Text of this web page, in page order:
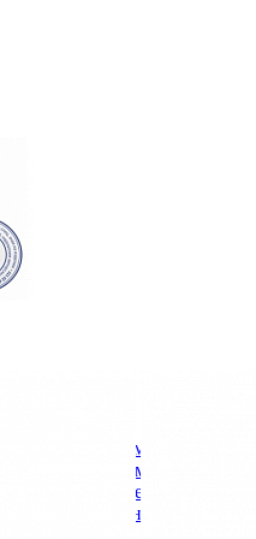
механизмом
с подъемным механизмом
с подъемным механизмом
с подъемным